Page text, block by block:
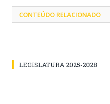
CONTEÚDO RELACIONADO
LEGISLATURA 2025-2028